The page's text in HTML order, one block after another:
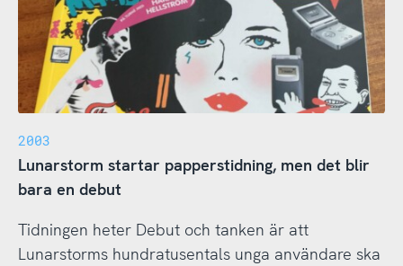
2003
Lunarstorm startar papperstidning, men det blir
bara en debut
Tidningen heter Debut och tanken är att
Lunarstorms hundratusentals unga användare ska